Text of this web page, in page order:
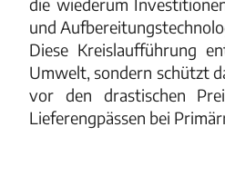
die wiederum
und
Diese Kreislaufführung
Umwelt, sondern schützt
vor den drastischen
Lieferengpässen bei